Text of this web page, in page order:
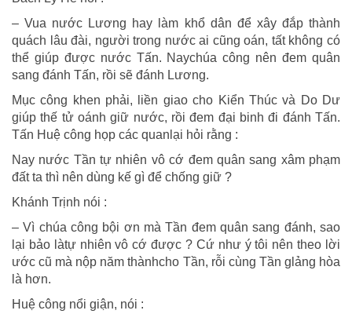
– Vua nước Lương hay làm khổ dân để xây đắp thành
quách lâu đài, người trong nước ai cũng oán, tất không có
thể giúp được nước Tấn. Naychúa công nên đem quân
sang đánh Tấn, rồi sẽ đánh Lương.
Mục công khen phải, liền giao cho Kiển Thúc và Do Dư
giúp thế tử oánh giữ nước, rồi đem đại binh đi đánh Tấn.
Tấn Huệ công họp các quanlại hỏi rằng :
Nay nước Tần tự nhiên vô cớ đem quân sang xâm phạm
đất ta thì nên dùng kế gì để chống giữ ?
Khánh Trịnh nói :
– Vì chúa công bội ơn mà Tần đem quân sang đánh, sao
lại bảo làtự nhiên vô cớ được ? Cứ như ý tôi nên theo lời
ước cũ mà nộp năm thànhcho Tần, rỗi cùng Tần glảng hòa
là hơn.
Huệ công nổi giận, nói :